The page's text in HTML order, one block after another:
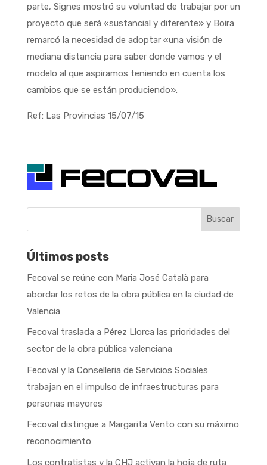
parte, Signes mostró su voluntad de trabajar por un
proyecto que será «sustancial y diferente» y Boira
remarcó la necesidad de adoptar «una visión de
mediana distancia para saber donde vamos y el
modelo al que aspiramos teniendo en cuenta los
cambios que se están produciendo».
Ref: Las Provincias 15/07/15
Buscar
Últimos posts
Fecoval se reúne con Maria José Català para
abordar los retos de la obra pública en la ciudad de
Valencia
Fecoval traslada a Pérez Llorca las prioridades del
sector de la obra pública valenciana
Fecoval y la Conselleria de Servicios Sociales
trabajan en el impulso de infraestructuras para
personas mayores
Fecoval distingue a Margarita Vento con su máximo
reconocimiento
Los contratistas y la CHJ activan la hoja de ruta